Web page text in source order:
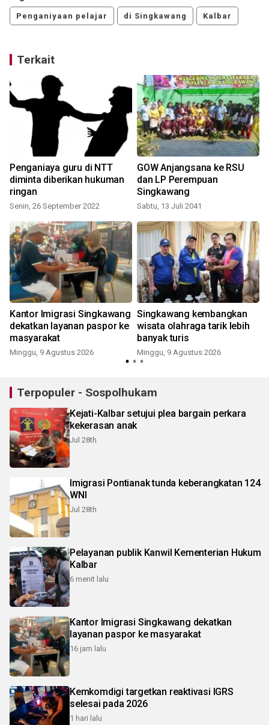
Penganiyaan pelajar di Singkawang Kalbar
Terkait
Penganiaya guru di NTT
diminta diberikan hukuman
ringan
Senin, 26 September 2022
GOW Anjangsana ke RSU
dan LP Perempuan
Singkawang
Sabtu, 13 Juli 2041
Kantor Imigrasi Singkawang
dekatkan layanan paspor ke
masyarakat
Minggu, 9 Agustus 2026
Singkawang kembangkan
wisata olahraga tarik lebih
banyak turis
Minggu, 9 Agustus 2026
Terpopuler - Sospolhukam
Kejati-Kalbar setujui plea bargain perkara
kekerasan anak
Jul 28th
Imigrasi Pontianak tunda keberangkatan 124
WNI
Jul 28th
Pelayanan publik Kanwil Kementerian Hukum
Kalbar
6 menit lalu
Kantor Imigrasi Singkawang dekatkan
layanan paspor ke masyarakat
16 jam lalu
Kemkomdigi targetkan reaktivasi IGRS
selesai pada 2026
1 hari lalu